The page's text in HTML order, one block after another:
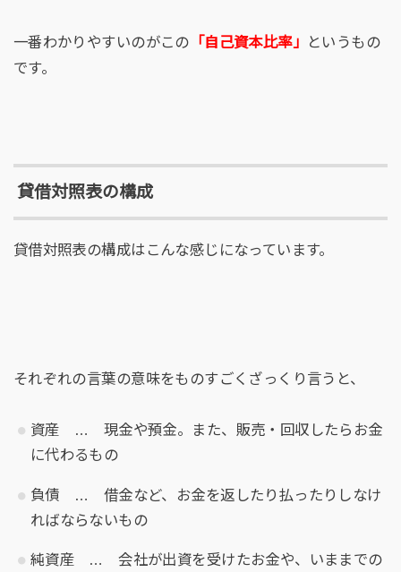
一番わかりやすいのがこの 「自己資本比率」
というもの
です。
貸借対照表の構成
貸借対照表の構成はこんな感じになっています。
それぞれの言葉の意味をものすごくざっくり言うと、
資産 … 現金や預金。また、販売・回収したらお金
に代わるもの
負債 … 借金など、お金を返したり払ったりしなけ
ればならないもの
純資産 … 会社が出資を受けたお金や、いままでの